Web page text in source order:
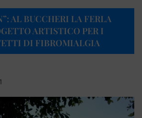
AL BUCCHERI LA FERLA
ARTISTICO PER I
DI FIBROMIALGIA